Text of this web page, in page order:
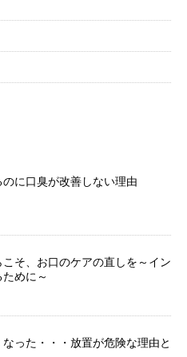
に口臭が改善しない理由
そ、お口のケアの直しを～イン
めに～
った・・・放置が危険な理由と